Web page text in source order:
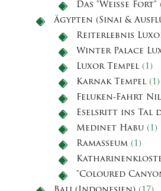
Das "Weiße Fort"
Ägypten (Sinai &
Reiterlebnis
Winter Palace
Luxor Tempel (1)
Karnak Tempel (1)
Feluken-Fahrt Nil
Eselsritt ins Tal
Medinet Habu (1)
Ramasseum (1)
"Coloured